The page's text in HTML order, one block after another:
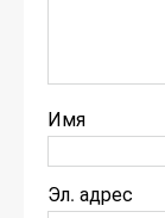
Имя
Эл. адрес